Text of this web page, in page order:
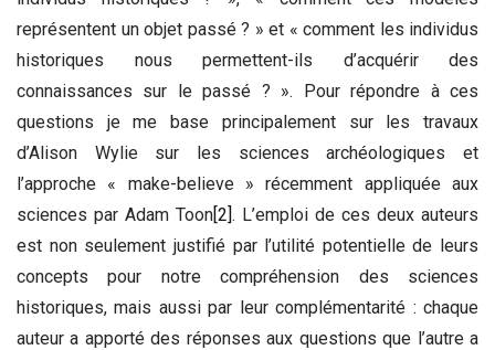
représentent un objet passé ? » et « comment les individus
historiques nous permettent-ils d’acquérir des
connaissances sur le passé ? ». Pour répondre à ces
questions je me base principalement sur les travaux
d’Alison Wylie sur les sciences archéologiques et
l’approche « make-believe » récemment appliquée aux
sciences par Adam Toon[2]. L’emploi de ces deux auteurs
est non seulement justifié par l’utilité potentielle de leurs
concepts pour notre compréhension des sciences
historiques, mais aussi par leur complémentarité : chaque
auteur a apporté des réponses aux questions que l’autre a